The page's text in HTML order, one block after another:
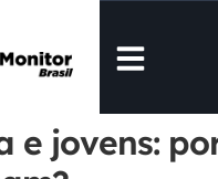
e jovens: